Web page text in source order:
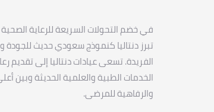
في خضم التحولات السريعة للرعاية
تبرز دنتاليا كنموذج سعودي حديث للجودة
الفريدة. تسعى عيادات دنتاليا إلى تقديم
الخدمات الطبية والعلمية الحديثة وبين
والرفاهية للمرضى.